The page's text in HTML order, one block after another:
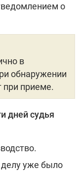
о
в
обнаружении
при приеме.
дней судья
делу уже было